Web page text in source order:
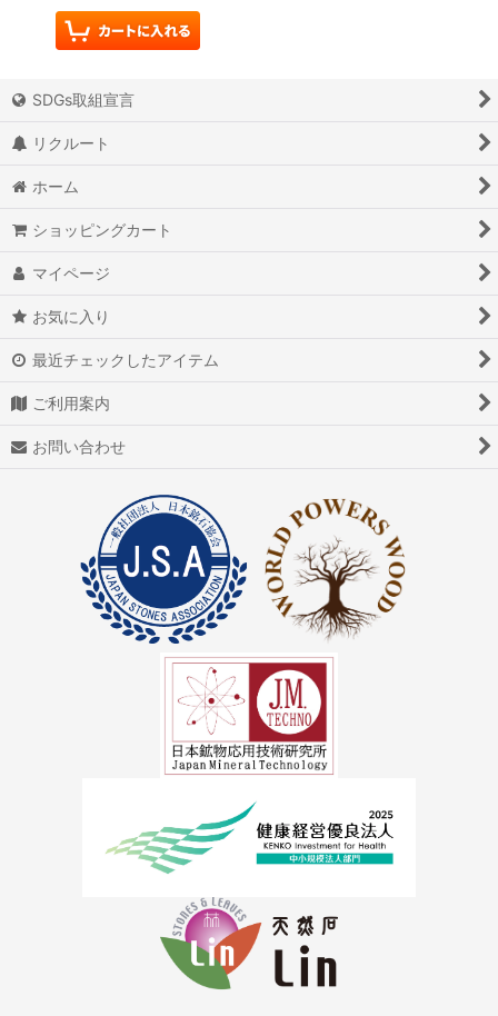
SDGs取組宣言
リクルート
ホーム
ショッピングカート
マイページ
お気に入り
最近チェックしたアイテム
ご利用案内
お問い合わせ